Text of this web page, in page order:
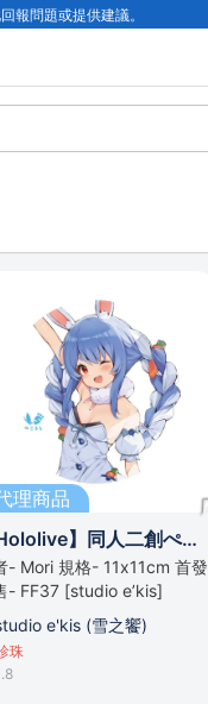
報問題或提供建議。
理商品
【Hololive】同人二創ぺこら、るしあ貼貼陶瓷吸水杯墊
- Mori 規格- 11x11cm 首發
- FF37 [studio e’kis]
e'kis (雪之饗)
珠